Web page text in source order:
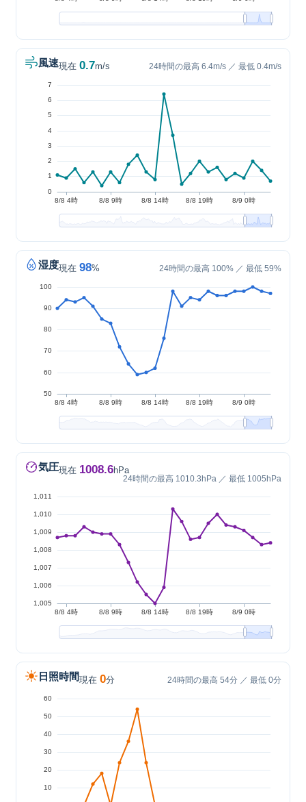
風速現在 0.7m/s 24時間の最高 6.4m/s ／ 最低 0.4m/s
湿度現在 98% 24時間の最高 100% ／ 最低 59%
気圧現在 1008.6hPa
24時間の最高 1010.3hPa ／ 最低 1005hPa
日照時間現在 0分 24時間の最高 54分 ／ 最低 0分